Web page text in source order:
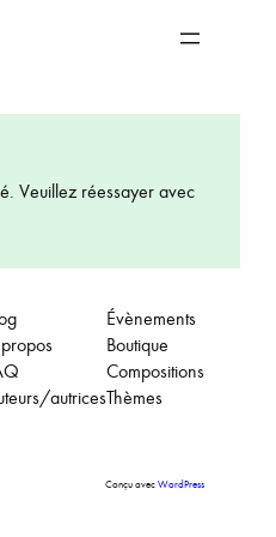
Veuillez réessayer avec
autrices
Évènements
Boutique
Compositions
Thèmes
Conçu avecWordPress